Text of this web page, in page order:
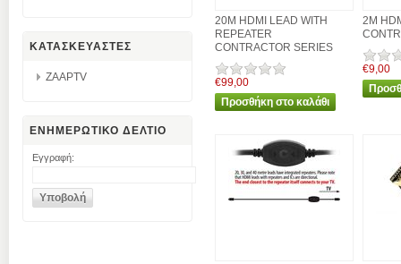
ΚΑΤΑΣΚΕΥΑΣΤΕΣ
ZAAPTV
ΕΝΗΜΕΡΩΤΙΚΟ ΔΕΛΤΙΟ
Εγγραφή:
20M HDMI LEAD WITH
REPEATER
CONTRACTOR SERIES
€99,00
2M
€9,00